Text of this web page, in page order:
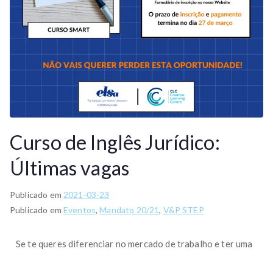
Curso de Inglês Jurídico:
Últimas vagas
Publicado em 2021-03-23
Publicado em Eventos,Mandato 20/21, V&P STEP
Se te queres diferenciar no mercado de trabalho e ter uma